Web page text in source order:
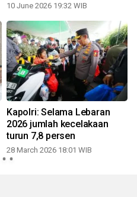
10 June 2026 19:32 WIB
Kapolri: Selama Lebaran
2026 jumlah kecelakaan
turun 7,8 persen
28 March 2026 18:01 WIB